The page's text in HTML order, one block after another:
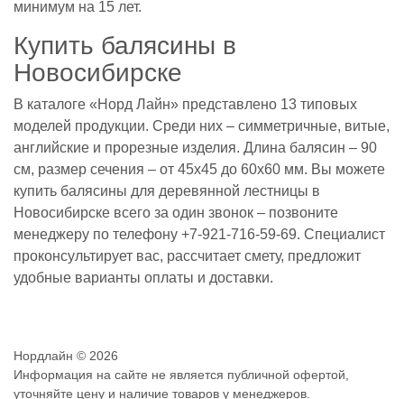
минимум на 15 лет.
Купить балясины в
Новосибирске
В каталоге «Норд Лайн» представлено 13 типовых
моделей продукции. Среди них – симметричные, витые,
английские и прорезные изделия. Длина балясин – 90
см, размер сечения – от 45x45 до 60x60 мм. Вы можете
купить балясины для деревянной лестницы в
Новосибирске всего за один звонок – позвоните
менеджеру по телефону +7-921-716-59-69. Специалист
проконсультирует вас, рассчитает смету, предложит
удобные варианты оплаты и доставки.
Нордлайн © 2026
Информация на сайте не является публичной офертой,
уточняйте цену и наличие товаров у менеджеров.